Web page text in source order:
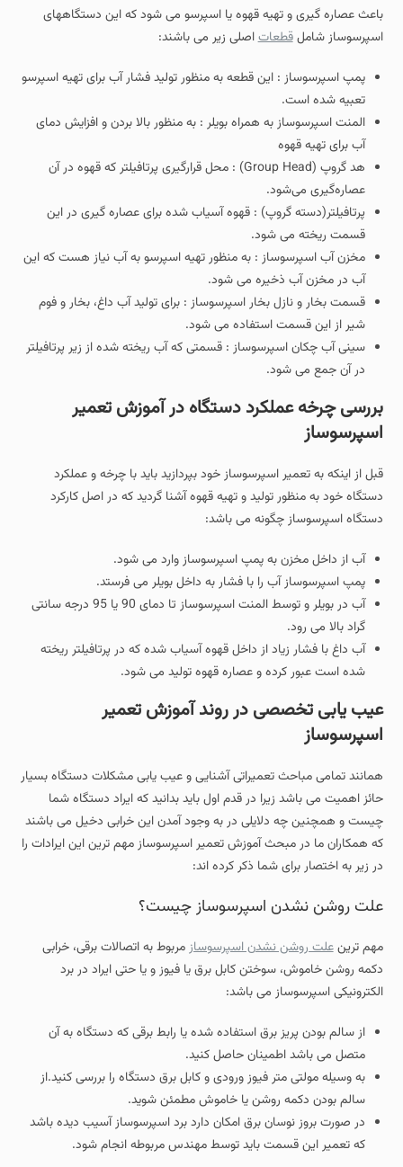
باعث عصاره گیری و تهیه قهوه یا اسپرسو می شود که این دستگاههای
اسپرسوساز شاملقطعاتاصلی زیر می باشند:
پمپ اسپرسوساز : این قطعه به منظور تولید فشار آب برای تهیه اسپرسو
تعبیه شده است.
المنت اسپرسوساز به همراه بویلر : به منظور بالا بردن و افزایش دمای
آب برای تهیه قهوه
هد گروپ (Group Head) : محل قرارگیری پرتافیلتر که قهوه در آن
عصاره‌گیری می‌شود.
پرتافیلتر(دسته گروپ) : قهوه آسیاب شده برای عصاره گیری در این
قسمت ریخته می شود.
مخزن آب اسپرسوساز : به منظور تهیه اسپرسو به آب نیاز هست که این
آب در مخزن آب ذخیره می شود.
قسمت بخار و نازل بخار اسپرسوساز : برای تولید آب داغ، بخار و فوم
شیر از این قسمت استفاده می شود.
سینی آب چکان اسپرسوساز : قسمتی که آب ریخته شده از زیر پرتافیلتر
در آن جمع می شود.
بررسی چرخه عملکرد دستگاه در آموزش تعمیر
اسپرسوساز
قبل از اینکه به تعمیر اسپرسوساز خود بپردازید باید با چرخه و عملکرد
دستگاه خود به منظور تولید و تهیه قهوه آشنا گردید که در اصل کارکرد
دستگاه اسپرسوساز چگونه می باشد:
آب از داخل مخزن به پمپ اسپرسوساز وارد می شود.
پمپ اسپرسوساز آب را با فشار به داخل بویلر می فرستد.
آب در بویلر و توسط المنت اسپرسوساز تا دمای 90 یا 95 درجه سانتی
گراد بالا می رود.
آب داغ با فشار زیاد از داخل قهوه آسیاب شده که در پرتافیلتر ریخته
شده است عبور کرده و عصاره قهوه تولید می شود.
عیب یابی تخصصی در روند آموزش تعمیر
اسپرسوساز
همانند تمامی مباحث تعمیراتی آشنایی و عیب یابی مشکلات دستگاه بسیار
حائز اهمیت می باشد زیرا در قدم اول باید بدانید که ایراد دستگاه شما
چیست و همچنین چه دلایلی در به وجود آمدن این خرابی دخیل می باشند
که همکاران ما در مبحث آموزش تعمیر اسپرسوساز مهم ترین این ایرادات را
در زیر به اختصار برای شما ذکر کرده اند:
علت روشن نشدن اسپرسوساز چیست؟
مهم ترینعلت روشن نشدن اسپرسوسازمربوط به اتصالات برقی، خرابی
دکمه روشن خاموش، سوختن کابل برق یا فیوز و یا حتی ایراد در برد
الکترونیکی اسپرسوساز می باشد:
از سالم بودن پریز برق استفاده شده یا رابط برقی که دستگاه به آن
متصل می باشد اطمینان حاصل کنید.
به وسیله مولتی متر فیوز ورودی و کابل برق دستگاه را بررسی کنید.از
سالم بودن دکمه روشن یا خاموش مطمئن شوید.
در صورت بروز نوسان برق امکان دارد برد اسپرسوساز آسیب دیده باشد
که تعمیر این قسمت باید توسط مهندس مربوطه انجام شود.